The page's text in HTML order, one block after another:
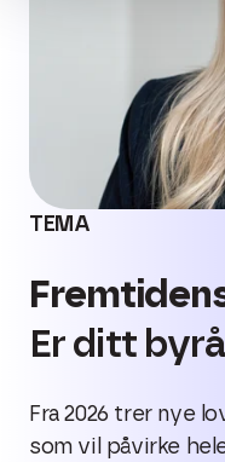
TEMA
Er ditt
Fra 2026 trer nye
som vil påvirke